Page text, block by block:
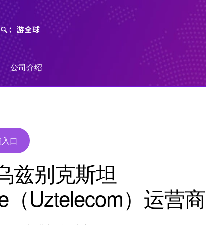
公司介绍
口
兹别克斯坦
（Uztelecom）运营商